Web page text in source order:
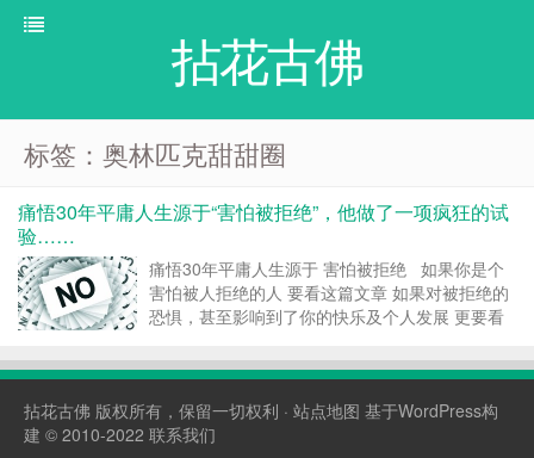
拈花古佛
标签：奥林匹克甜甜圈
痛悟30年平庸人生源于“害怕被拒绝”，他做了一项疯狂的试
验……
痛悟30年平庸人生源于 害怕被拒绝 如果你是个
害怕被人拒绝的人 要看这篇文章 如果对被拒绝的
恐惧，甚至影响到了你的快乐及个人发展 更要看
甲， 一位生于北京、生活在美国的30岁华裔青
拈花古佛 版权所有，保留一切权利 · 站点地图 基于WordPress构
建 © 2010-2022 联系我们